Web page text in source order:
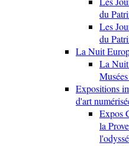
du
Les
du
La Nuit
La Nuit
Expositions
d'art
Expos
la